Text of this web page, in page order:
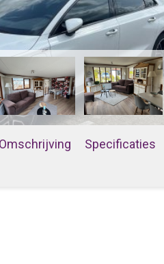
Omschrijving Specificaties